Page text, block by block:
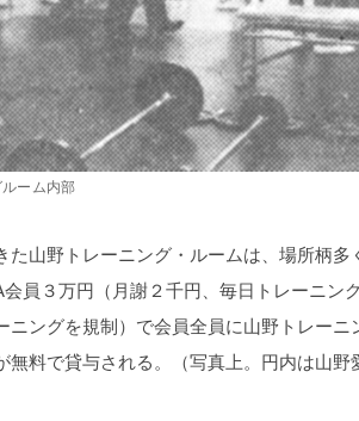
ーム内部
山野トレーニング・ルームは、場所柄多
員３万円（月謝２千円、毎日トレーニン
ニングを規制）で会員全員に山野トレー
無料で貸与される。（写真上。円内は山野